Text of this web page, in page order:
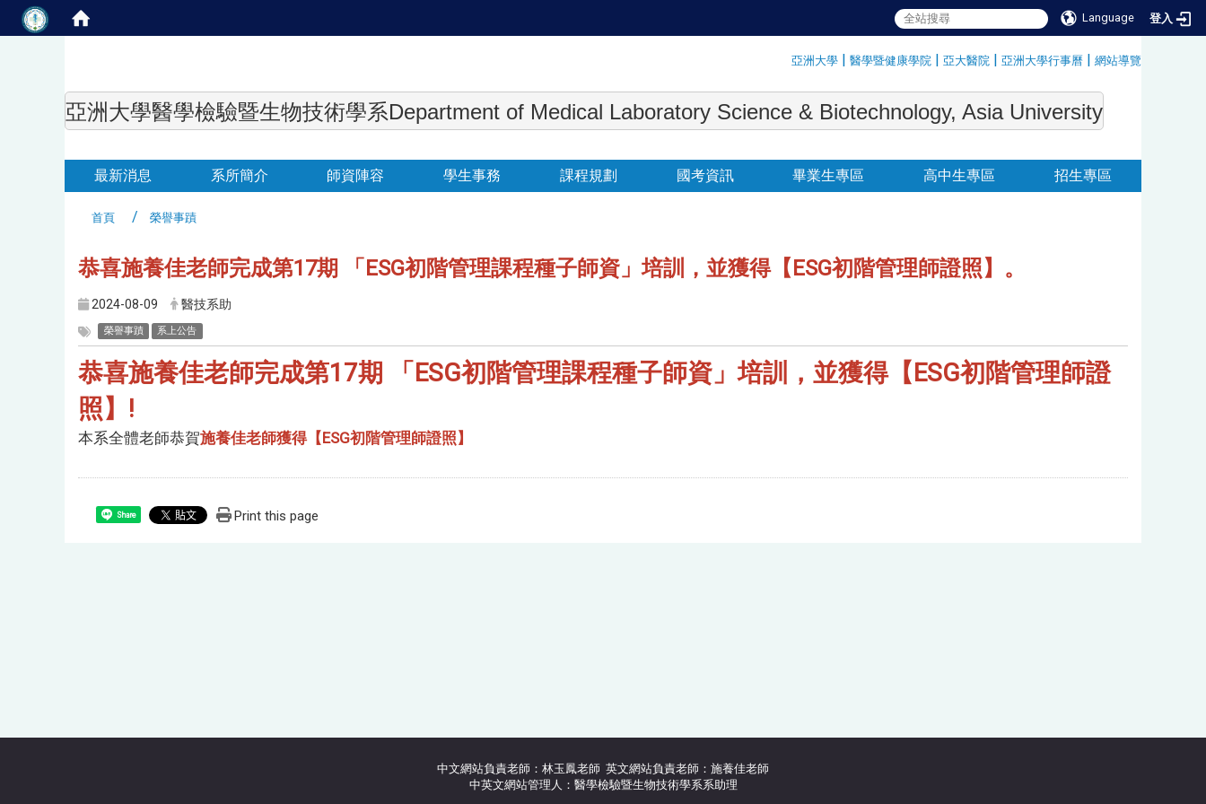
Language 登入
亞洲大學 | 醫學暨健康學院 | 亞大醫院 | 亞洲大學行事曆 | 網站導覽
亞洲大學醫學檢驗暨生物技術學系Department of Medical Laboratory Science & Biotechnology, Asia University
:::
最新消息 系所簡介 師資陣容 學生事務 課程規劃 國考資訊 畢業生專區 高中生專區 招生專區
首頁 榮譽事蹟
恭喜施養佳老師完成第17期 「ESG初階管理課程種子師資」培訓，並獲得【ESG初階管理師證照】。
2024-08-09 醫技系助
榮譽事蹟 系上公告
恭喜施養佳老師完成第17期 「ESG初階管理課程種子師資」培訓，並獲得【ESG初階管理師證
照】!
本系全體老師恭賀施養佳老師獲得【ESG初階管理師證照】
Share Print this page
中文網站負責老師：林玉鳳老師 英文網站負責老師：施養佳老師
中英文網站管理人：醫學檢驗暨生物技術學系系助理